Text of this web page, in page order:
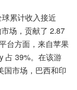
累计收入接近
场，贡献了 2.87
台方面，来自苹果
占 39%。在该游
国市场，巴西和印